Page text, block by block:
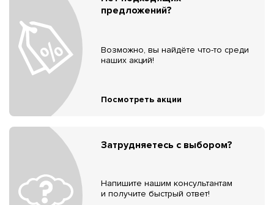
предложений?
Возможно, вы найдёте что-то среди
наших акций!
Посмотреть акции
Затрудняетесь с выбором?
Напишите нашим консультантам
и получите быстрый ответ!